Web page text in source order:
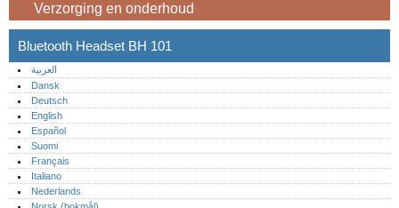
Verzorging en onderhoud
Bluetooth Headset BH 101
العربية
Dansk
Deutsch
English
Español
Suomi
Français
Italiano
Nederlands